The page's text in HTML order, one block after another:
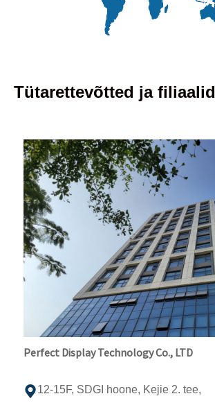
Tütarettevõtted ja filiaalid
Perfect Display Technology Co., LTD
12-15F, SDGI hoone, Kejie 2. tee,